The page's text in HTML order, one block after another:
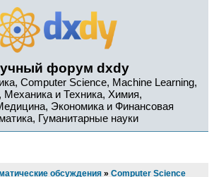
форум dxdy
Computer Science, Machine Learning,
Механика и Техника, Химия,
Экономика и Финансовая
Гуманитарные науки
обсуждения » Computer Science